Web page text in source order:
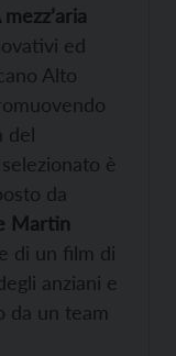
mezz’aria
ed
Alto
del
è
da
Martin
di un film di
anziani e
da un team